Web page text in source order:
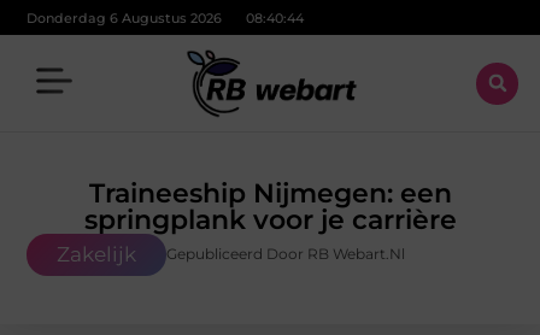
Donderdag 6 Augustus 2026 08:40:45
Traineeship Nijmegen: een
springplank voor je carrière
Zakelijk Gepubliceerd Door RB Webart.nl